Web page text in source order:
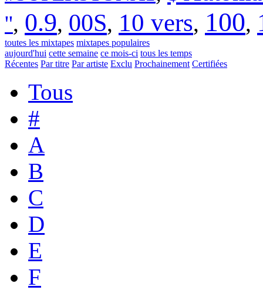
'', 0.9, 00S, 10 vers, 100,
toutes les mixtapes mixtapes populaires
aujourd'hui cette semaine ce mois-ci tous les temps
Récentes Par titre Par artiste Exclu Prochainement Certifiées
Tous
#
A
B
C
D
E
F